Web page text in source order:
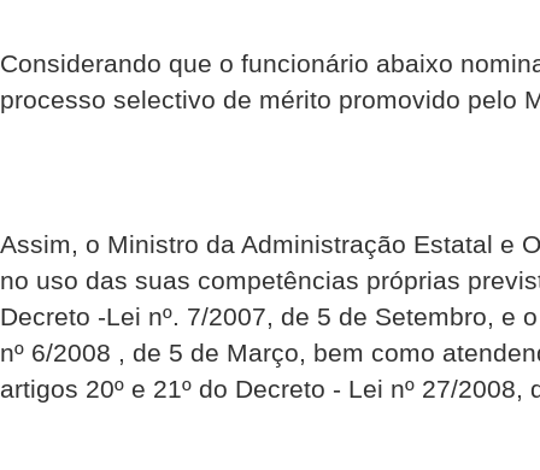
Considerando que o funcionário abaixo
processo selectivo de mérito promovido pelo
Assim, o Ministro da Administração Estatal e
no uso das suas competências próprias
Decreto -Lei nº. 7/2007, de 5 de Setembro, e
nº 6/2008 , de 5 de Março, bem como
artigos 20º e 21º do Decreto - Lei nº 27/2008,